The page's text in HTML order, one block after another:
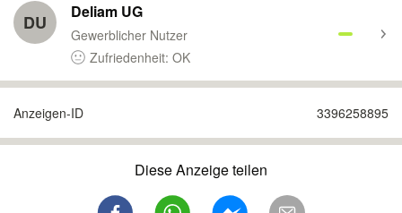
DU Deliam UG
Gewerblicher Nutzer
Zufriedenheit: OK
Anzeigen-ID 3396258895
Diese Anzeige teilen